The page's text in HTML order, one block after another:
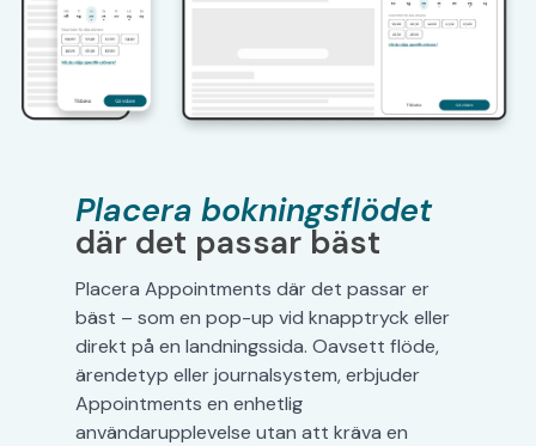
Placera bokningsflödet
där det passar bäst
Placera Appointments där det passar er
bäst – som en pop-up vid knapptryck eller
direkt på en landningssida. Oavsett flöde,
ärendetyp eller journalsystem, erbjuder
Appointments en enhetlig
användarupplevelse utan att kräva en